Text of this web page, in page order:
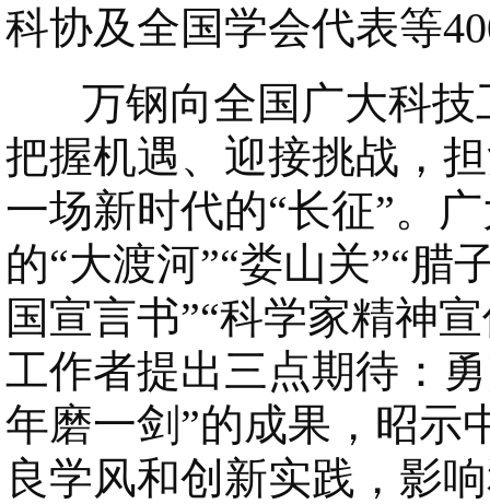
科协及全国学会代表等
万钢向全国广大科技
把握机遇、迎接挑战，
一场新时代的“长征”。
的“大渡河”“娄山关”“腊
国宣言书”“科学家精神
工作者提出三点期待：
年磨一剑”的成果，昭示
良学风和创新实践，影